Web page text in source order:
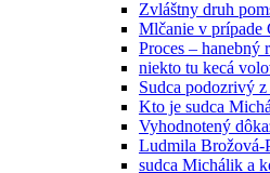
Zvláštny druh
Mlčanie v prípade
Proces – hanebný
niekto tu kecá
Sudca podozrivý
Kto je sudca
Vyhodnotený
Ludmila Brožová-
sudca Michálik a